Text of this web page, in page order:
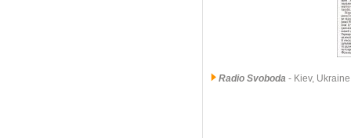
Radio Svoboda - Kiev, Ukraine